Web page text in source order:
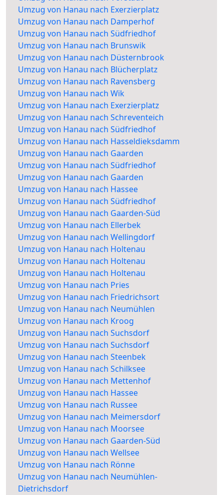
Umzug von Hanau nach Exerzierplatz
Umzug von Hanau nach Damperhof
Umzug von Hanau nach Südfriedhof
Umzug von Hanau nach Brunswik
Umzug von Hanau nach Düsternbrook
Umzug von Hanau nach Blücherplatz
Umzug von Hanau nach Ravensberg
Umzug von Hanau nach Wik
Umzug von Hanau nach Exerzierplatz
Umzug von Hanau nach Schreventeich
Umzug von Hanau nach Südfriedhof
Umzug von Hanau nach Hasseldieksdamm
Umzug von Hanau nach Gaarden
Umzug von Hanau nach Südfriedhof
Umzug von Hanau nach Gaarden
Umzug von Hanau nach Hassee
Umzug von Hanau nach Südfriedhof
Umzug von Hanau nach Gaarden-Süd
Umzug von Hanau nach Ellerbek
Umzug von Hanau nach Wellingdorf
Umzug von Hanau nach Holtenau
Umzug von Hanau nach Holtenau
Umzug von Hanau nach Holtenau
Umzug von Hanau nach Pries
Umzug von Hanau nach Friedrichsort
Umzug von Hanau nach Neumühlen
Umzug von Hanau nach Kroog
Umzug von Hanau nach Suchsdorf
Umzug von Hanau nach Suchsdorf
Umzug von Hanau nach Steenbek
Umzug von Hanau nach Schilksee
Umzug von Hanau nach Mettenhof
Umzug von Hanau nach Hassee
Umzug von Hanau nach Russee
Umzug von Hanau nach Meimersdorf
Umzug von Hanau nach Moorsee
Umzug von Hanau nach Gaarden-Süd
Umzug von Hanau nach Wellsee
Umzug von Hanau nach Rönne
Umzug von Hanau nach Neumühlen-
Dietrichsdorf